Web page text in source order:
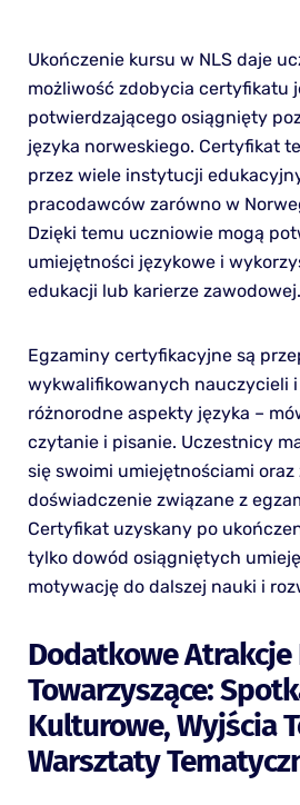
Ukończenie kursu w NLS daje
możliwość zdobycia certyfikatu
potwierdzającego osiągnięty
języka norweskiego. Certyfikat
przez wiele instytucji
pracodawców zarówno w
Dzięki temu uczniowie mogą
umiejętności językowe i
edukacji lub karierze zawodowej.
Egzaminy certyfikacyjne są
wykwalifikowanych nauczycieli
różnorodne aspekty języka –
czytanie i pisanie. Uczestnicy
się swoimi umiejętnościami
doświadczenie związane z
Certyfikat uzyskany po
tylko dowód osiągniętych
motywację do dalszej nauki i
Dodatkowe Atrakcje
Towarzyszące:
Kulturowe, Wyjścia
Warsztaty